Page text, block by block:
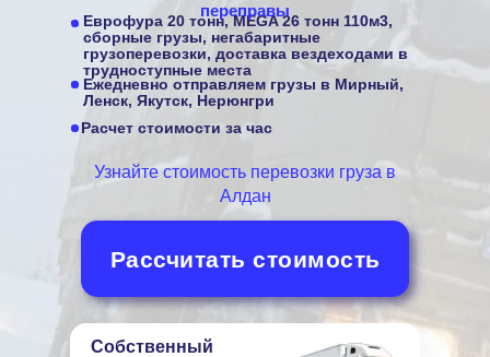
Еврофура 20 тонн, MEGA 26 тонн 110м3,
сборные грузы, негабаритные
грузоперевозки, доставка вездеходами в
трудноступные места
переправы
Рассчитать стоимость
Ежедневно отправляем грузы в Мирный,
Ленск, Якутск, Нерюнгри
Собственный
Узнайте стоимость перевозки груза в
Алдан
Расчет стоимости за час